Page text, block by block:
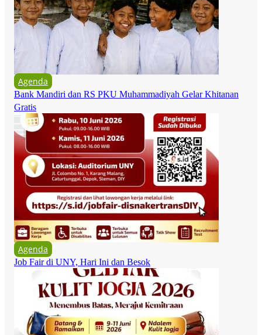
Agenda
Bank Mandiri dan RS PKU Muhammadiyah Gelar Khitanan
Gratis
Agenda
Job Fair di UNY, Hari Ini dan Besok